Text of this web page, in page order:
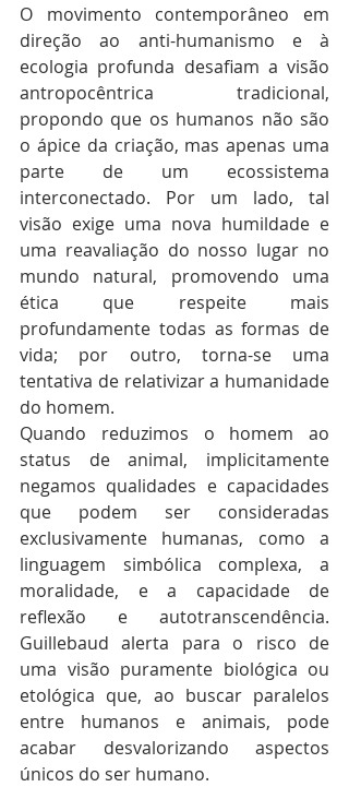
O movimento contemporâneo em
direção ao anti-humanismo e à
ecologia profunda desafiam a visão
antropocêntrica tradicional,
propondo que os humanos não são
o ápice da criação, mas apenas uma
parte de um ecossistema
interconectado. Por um lado, tal
visão exige uma nova humildade e
uma reavaliação do nosso lugar no
mundo natural, promovendo uma
ética que respeite mais
profundamente todas as formas de
vida; por outro, torna-se uma
tentativa de relativizar a humanidade
do homem.
Quando reduzimos o homem ao
status de animal, implicitamente
negamos qualidades e capacidades
que podem ser consideradas
exclusivamente humanas, como a
linguagem simbólica complexa, a
moralidade, e a capacidade de
reflexão e autotranscendência.
Guillebaud alerta para o risco de
uma visão puramente biológica ou
etológica que, ao buscar paralelos
entre humanos e animais, pode
acabar desvalorizando aspectos
únicos do ser humano.